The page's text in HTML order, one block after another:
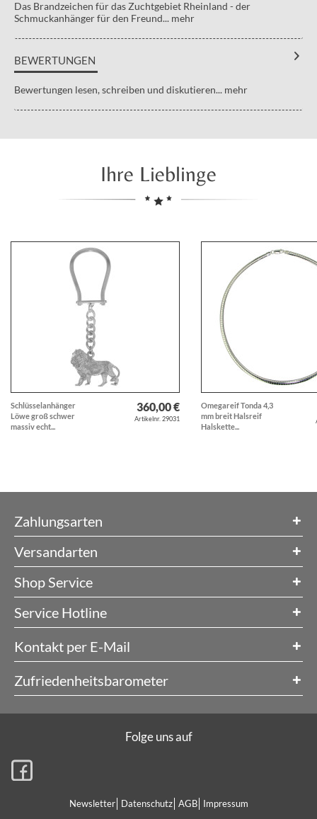
Das Brandzeichen für das Zuchtgebiet Rheinland - der
Schmuckanhänger für den Freund... mehr
BEWERTUNGEN
Bewertungen lesen, schreiben und diskutieren... mehr
Ihre Lieblinge
Schlüsselanhänger
Löwe groß schwer
massiv echt...
360,00 €
Artikelnr. 29031
Omegareif Tonda 4,3
mm breit Halsreif
Halskette...
Zahlungsarten
Versandarten
Shop Service
Service Hotline
Kontakt per E-Mail
Zufriedenheitsbarometer
Newsletter Datenschutz AGB Impressum
Folge uns auf